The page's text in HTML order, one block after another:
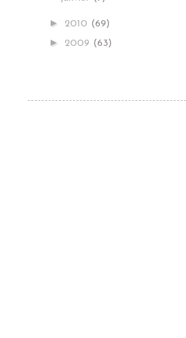
► 2010 (69)
► 2009 (63)